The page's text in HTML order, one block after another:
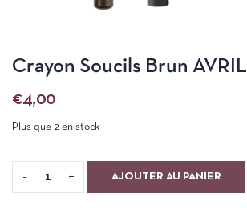
Crayon Soucils Brun AVRIL
€4,00
Plus que 2 en stock
AJOUTER AU PANIER